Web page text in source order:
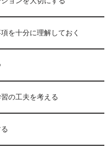
を十分に理解しておく
の工夫を考える